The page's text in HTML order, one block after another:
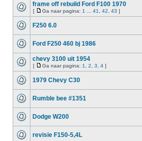
frame off rebuild Ford F100 1970
[ Ga naar pagina: 1 41 42 43 ]
F250 6.0
Ford F250 460 bj 1986
chevy 3100 uit 1954
[ Ga naar pagina: 1 2 3 4 ]
1979 Chevy C30
Rumble bee #1351
Dodge W200
revisie F150-5,4L